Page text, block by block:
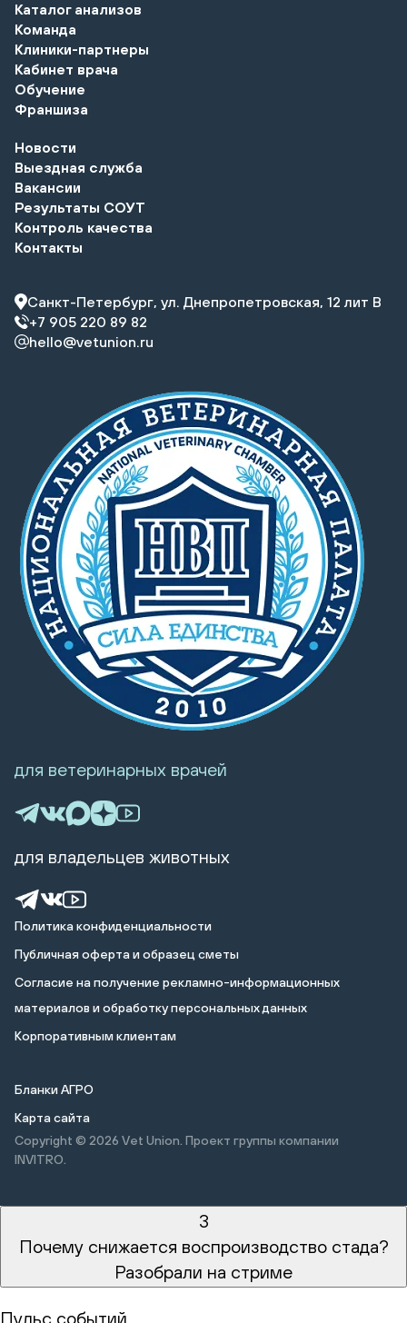
Каталог анализов
Команда
Клиники-партнеры
Кабинет врача
Обучение
Франшиза
Новости
Выездная служба
Вакансии
Результаты СОУТ
Контроль качества
Контакты
Санкт-Петербург, ул. Днепропетровская, 12 лит В
+7 905 220 89 82
hello@vetunion.ru
Политика конфиденциальности
Публичная оферта и образец сметы
Cогласие на получение рекламно-информационных
материалов и обработку персональных данных
Корпоративным клиентам
Бланки АГРО
Карта сайта
Copyright © 2026 Vet Union. Проект группы компании
INVITRO.
для ветеринарных врачей
для владельцев животных
3
Почему снижается воспроизводство стада?
Разобрали на стриме
Пульс событий